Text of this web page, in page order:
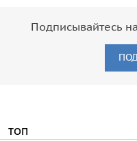
Подписывайтесь
ТОП